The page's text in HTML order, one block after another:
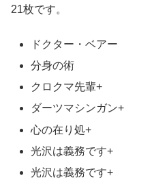
21枚です。
ドクター・ベアー
分身の術
クロクマ先輩+
ダーツマシンガン+
心の在り処+
光沢は義務です+
光沢は義務です+